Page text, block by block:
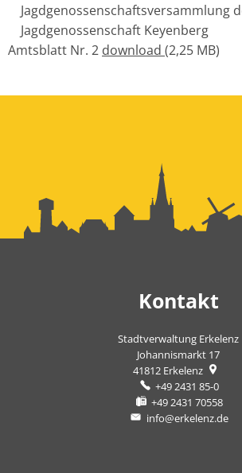
Jagdgenossenschaftsversammlung
Jagdgenossenschaft Keyenberg
Amtsblatt Nr. 2 download (2,25 MB)
Kontakt
Stadtverwaltung Erkelenz
Johannismarkt 17
41812 Erkelenz
+49 2431 85-0
+49 2431 70558
info@erkelenz.de